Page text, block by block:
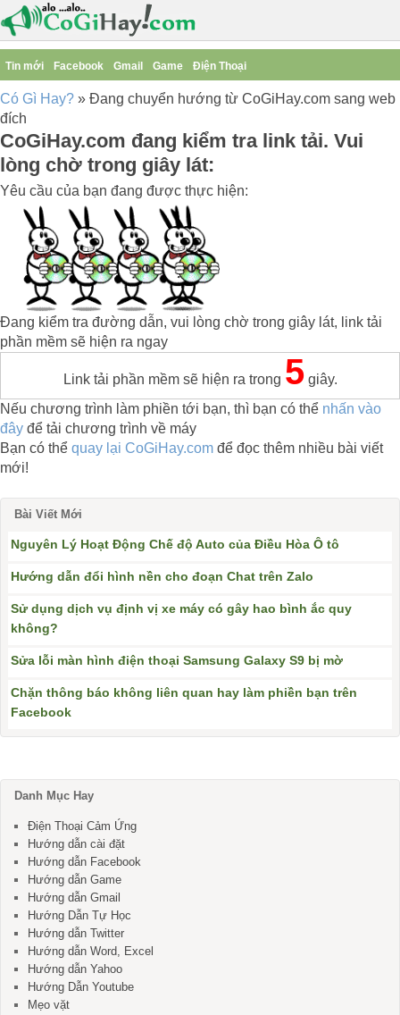
Tin mới Facebook Gmail Game Điện Thoại
Có Gì Hay? » Đang chuyển hướng từ CoGiHay.com sang web
đích
CoGiHay.com đang kiểm tra link tải. Vui
lòng chờ trong giây lát:
Yêu cầu của bạn đang được thực hiện:
Đang kiểm tra đường dẫn, vui lòng chờ trong giây lát, link tải
phần mềm sẽ hiện ra ngay
Link tải phần mềm sẽ hiện ra trong 5giây.
Nếu chương trình làm phiền tới bạn, thì bạn có thể nhấn vào
đây để tải chương trình về máy
Bạn có thể quay lại CoGiHay.com để đọc thêm nhiều bài viết
mới!
Bài Viết Mới
Nguyên Lý Hoạt Động Chế độ Auto của Điều Hòa Ô tô
Hướng dẫn đổi hình nền cho đoạn Chat trên Zalo
Sử dụng dịch vụ định vị xe máy có gây hao bình ắc quy
không?
Sửa lỗi màn hình điện thoại Samsung Galaxy S9 bị mờ
Chặn thông báo không liên quan hay làm phiền bạn trên
Facebook
Danh Mục Hay
Điện Thoại Cảm Ứng
Hướng dẫn cài đặt
Hướng dẫn Facebook
Hướng dẫn Game
Hướng dẫn Gmail
Hướng Dẫn Tự Học
Hướng dẫn Twitter
Hướng dẫn Word, Excel
Hướng dẫn Yahoo
Hướng Dẫn Youtube
Mẹo vặt